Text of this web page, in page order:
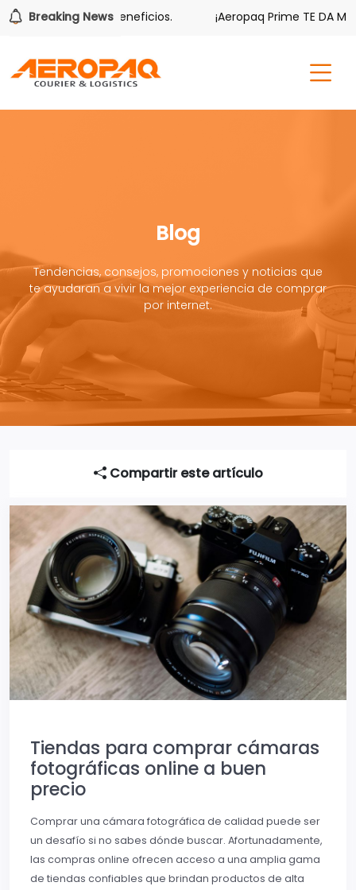
Breaking News
tiene sus beneficios. ¡Aeropaq Prime TE DA MÁS!
Blog
Tendencias, consejos, promociones y noticias que
te ayudaran a vivir la mejor experiencia de comprar
por internet.
Compartir este artículo
Tiendas para comprar cámaras
fotográficas online a buen
precio
Comprar una cámara fotográfica de calidad puede ser
un desafío si no sabes dónde buscar. Afortunadamente,
las compras online ofrecen acceso a una amplia gama
de tiendas confiables que brindan productos de alta